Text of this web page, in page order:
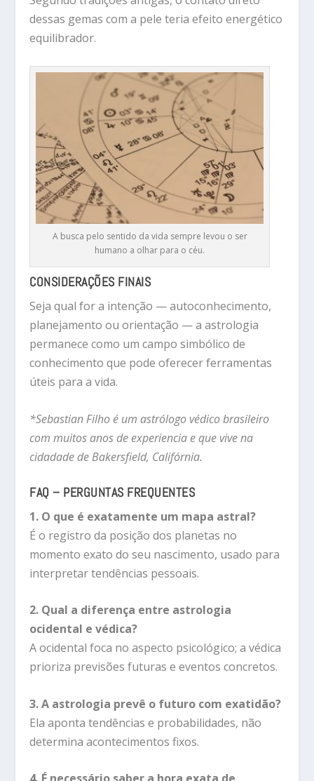
dessas gemas com a pele teria efeito energético
equilibrador.
A busca pelo sentido da vida sempre levou o ser
humano a olhar para o céu.
CONSIDERAÇÕES FINAIS
Seja qual for a intenção — autoconhecimento,
planejamento ou orientação — a astrologia
permanece como um campo simbólico de
conhecimento que pode oferecer ferramentas
úteis para a vida.
*Sebastian Filho é um astrólogo védico brasileiro
com muitos anos de experiencia e que vive na
cidadade de Bakersfield, Califórnia.
FAQ – PERGUNTAS FREQUENTES
1. O que é exatamente um mapa astral?
É o registro da posição dos planetas no
momento exato do seu nascimento, usado para
interpretar tendências pessoais.
2. Qual a diferença entre astrologia
ocidental e védica?
A ocidental foca no aspecto psicológico; a védica
prioriza previsões futuras e eventos concretos.
3. A astrologia prevê o futuro com exatidão?
Ela aponta tendências e probabilidades, não
determina acontecimentos fixos.